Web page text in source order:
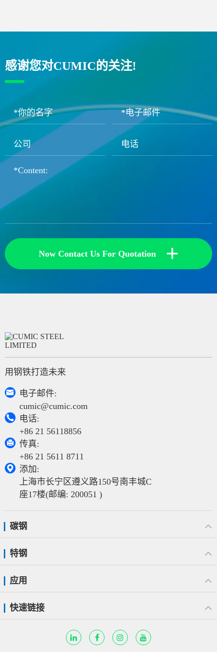
感谢您对CUMIC的关注!
Now Contact Us For Quotation +
用钢铁打造未来

电子邮件:
cumic@cumic.com

电话:
+86 21 56118856

传真:
+86 21 5611 8711

添加:
上海市长宁区遵义路150号南丰城C
座17楼(邮编: 200051 )
碳钢
特钢
应用
快速链接